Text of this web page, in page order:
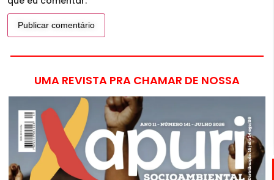
UMA REVISTA PRA CHAMAR DE NOSSA